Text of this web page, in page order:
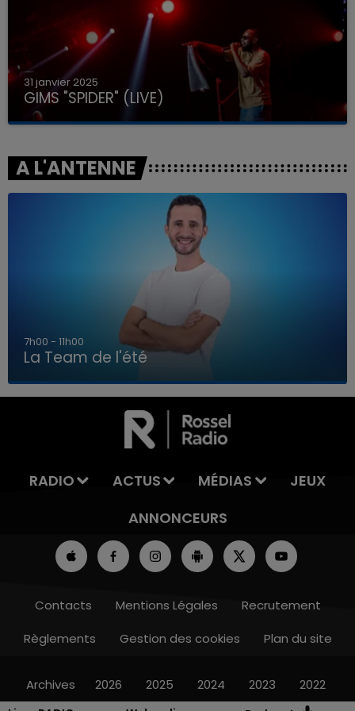
LA TEAM DE L'ÉTÉ
31 janvier 2025
GIMS "SPIDER" (LIVE)
A L'ANTENNE
7h00 - 11h00
La Team de l'été
RADIO ACTUS MÉDIAS
JEUX
ANNONCEURS
Contacts Mentions Légales
Recrutement
Règlements
Gestion des cookies Plan du site
Archives 2026 2025 2024 2023 2022